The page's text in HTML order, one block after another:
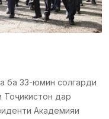
ба 33-юмин солгарди
Тоҷикистон дар
Академияи